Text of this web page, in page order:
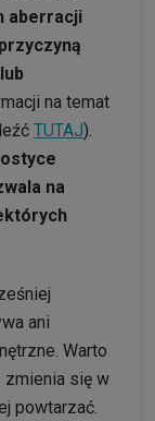
aberracji
na temat
TUTAJ).
na
ani
Warto
zmienia się w
powtarzać.